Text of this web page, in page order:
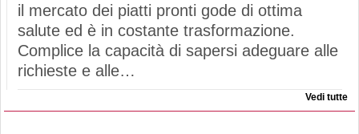
il mercato dei piatti pronti gode di ottima
salute ed è in costante trasformazione.
Complice la capacità di sapersi adeguare alle
richieste e alle…
Vedi tutte